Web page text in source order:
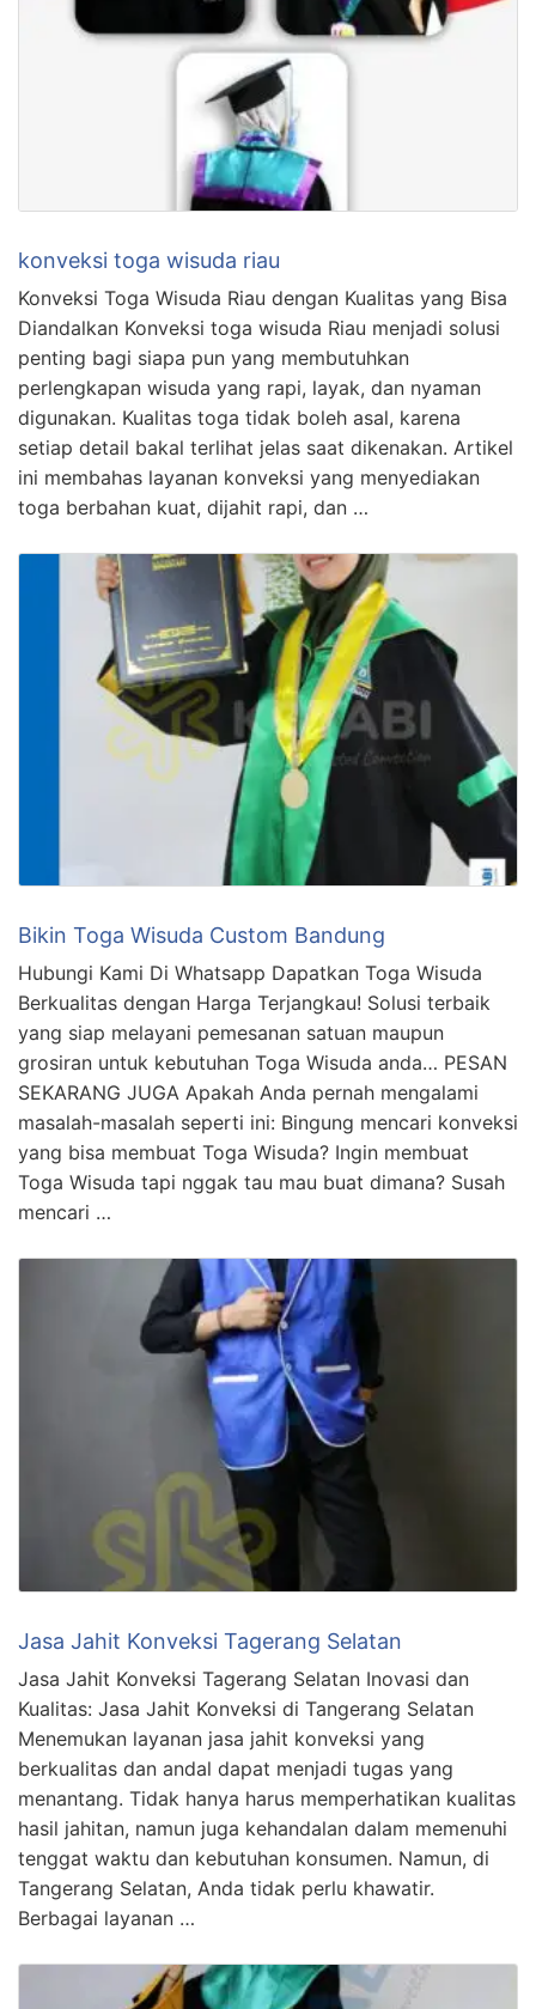
konveksi toga wisuda riau
Konveksi Toga Wisuda Riau dengan Kualitas yang Bisa
Diandalkan Konveksi toga wisuda Riau menjadi solusi
penting bagi siapa pun yang membutuhkan
perlengkapan wisuda yang rapi, layak, dan nyaman
digunakan. Kualitas toga tidak boleh asal, karena
setiap detail bakal terlihat jelas saat dikenakan. Artikel
ini membahas layanan konveksi yang menyediakan
toga berbahan kuat, dijahit rapi, dan …
Bikin Toga Wisuda Custom Bandung
Hubungi Kami Di Whatsapp Dapatkan Toga Wisuda
Berkualitas dengan Harga Terjangkau! Solusi terbaik
yang siap melayani pemesanan satuan maupun
grosiran untuk kebutuhan Toga Wisuda anda… PESAN
SEKARANG JUGA Apakah Anda pernah mengalami
masalah-masalah seperti ini: Bingung mencari konveksi
yang bisa membuat Toga Wisuda? Ingin membuat
Toga Wisuda tapi nggak tau mau buat dimana? Susah
mencari …
Jasa Jahit Konveksi Tagerang Selatan
Jasa Jahit Konveksi Tagerang Selatan Inovasi dan
Kualitas: Jasa Jahit Konveksi di Tangerang Selatan
Menemukan layanan jasa jahit konveksi yang
berkualitas dan andal dapat menjadi tugas yang
menantang. Tidak hanya harus memperhatikan kualitas
hasil jahitan, namun juga kehandalan dalam memenuhi
tenggat waktu dan kebutuhan konsumen. Namun, di
Tangerang Selatan, Anda tidak perlu khawatir.
Berbagai layanan …